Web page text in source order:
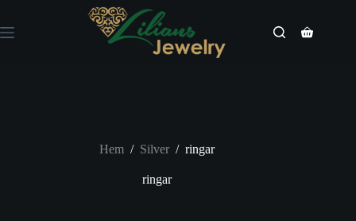
innehåll
Varukorg
Hem / Silver / ringar
ringar